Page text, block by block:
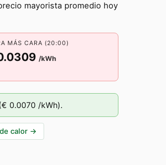
mayorista promedio hoy
MÁS CARA (20:00)
/kWh
€ 0.0070 /kWh).
calor →